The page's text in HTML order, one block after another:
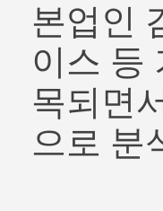
본업인
이스 등
목되면
으로 분